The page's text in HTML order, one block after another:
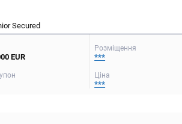
Secured
EUR
Розміщення
***
Ціна
***